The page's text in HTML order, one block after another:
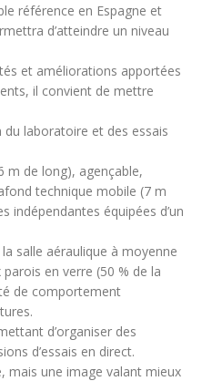
référence en Espagne et
d’atteindre un niveau
et améliorations apportées
il convient de mettre
laboratoire et des essais
m de long), agençable,
technique mobile (7 m
indépendantes équipées d’un
salle aéraulique à moyenne
en verre (50 % de la
de comportement
d’organiser des
d’essais en direct.
mais une image valant mieux